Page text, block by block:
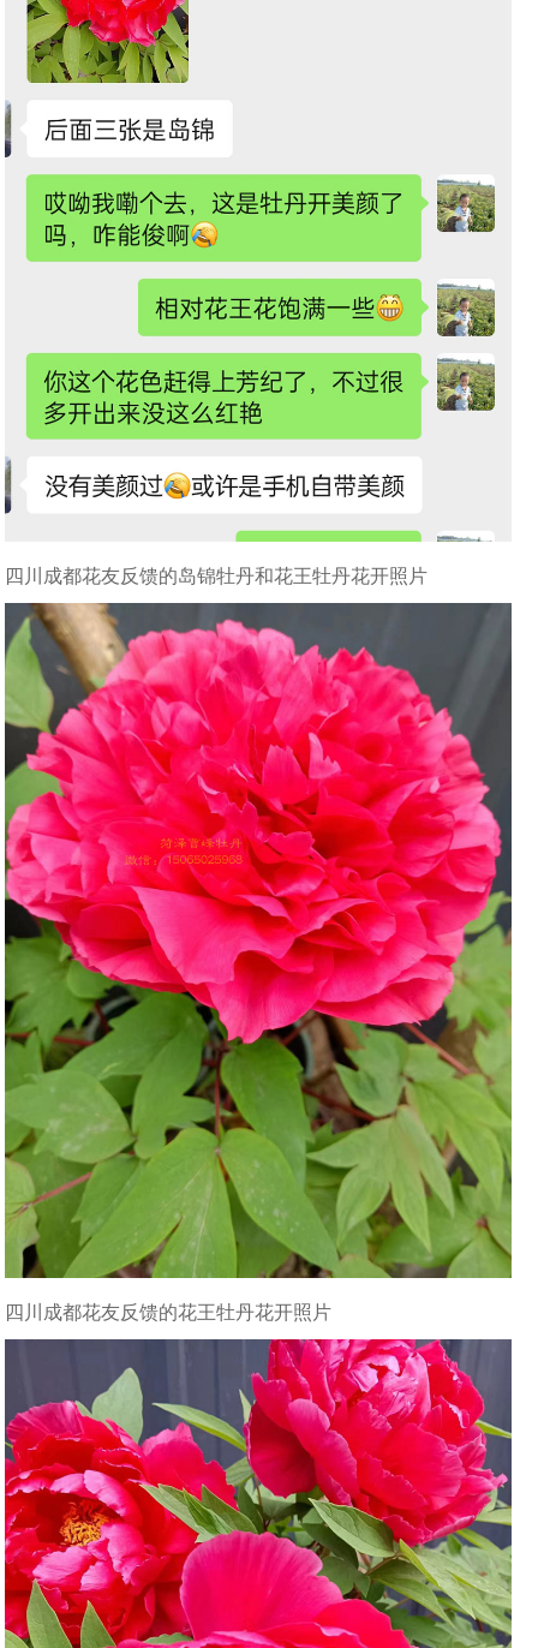
四川成都花友反馈的岛锦牡丹和花王牡丹花开照片
四川成都花友反馈的花王牡丹花开照片